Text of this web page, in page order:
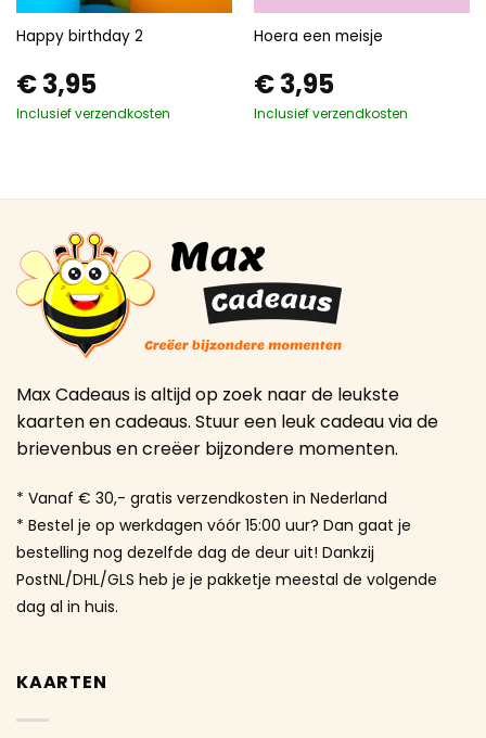
Happy birthday 2
€3,95
Inclusief verzendkosten
Hoera een meisje
€3,95
Inclusief verzendkosten
Max Cadeaus is altijd op zoek naar de leukste
kaarten en cadeaus. Stuur een leuk cadeau via de
brievenbus en creëer bijzondere momenten.
* Vanaf € 30,- gratis verzendkosten in Nederland
* Bestel je op werkdagen vóór 15:00 uur? Dan gaat je
bestelling nog dezelfde dag de deur uit! Dankzij
PostNL/DHL/GLS heb je je pakketje meestal de volgende
dag al in huis.
KAARTEN